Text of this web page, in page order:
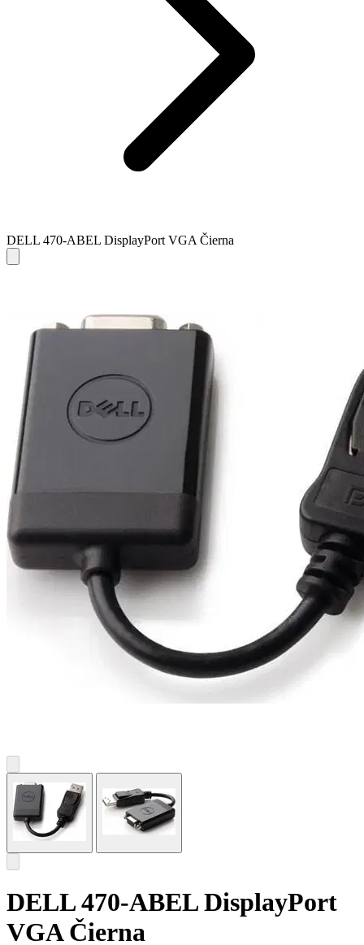
DELL 470-ABEL DisplayPort VGA Čierna
DELL 470-ABEL DisplayPort
VGA Čierna